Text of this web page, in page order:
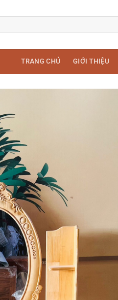
TRANG CHỦ GIỚI THIỆU